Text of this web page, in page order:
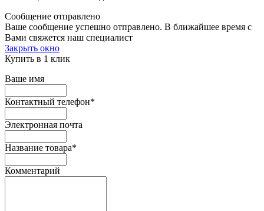
Сообщение отправлено
Ваше сообщение успешно отправлено. В ближайшее время с
Вами свяжется наш специалист
Закрыть окно
Купить в 1 клик
Ваше имя
Контактный телефон*
Электронная почта
Название товара*
Комментарий